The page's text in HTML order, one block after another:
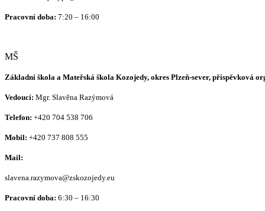
Pracovní doba: 7:20 – 16:00
MŠ
Základní škola a Mateřská škola Kozojedy, okres Plzeň-sever, příspěvková
Vedoucí: Mgr. Slavěna Razýmová
Telefon: +420 704 538 706
Mobil: +420 737 808 555
Mail:
slavena.razymova@zskozojedy.eu
Pracovní doba: 6:30 – 16:30